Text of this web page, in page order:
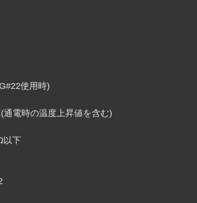
使用時)
電時の温度上昇値を含む)
下